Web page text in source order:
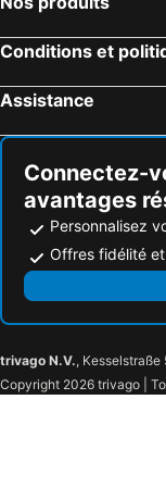
Conditions et
Assistance
Connectez-
avantages
Personnalisez
Offres fidélité
trivago N.V., Kesselstraße
Copyright 2026 trivago |